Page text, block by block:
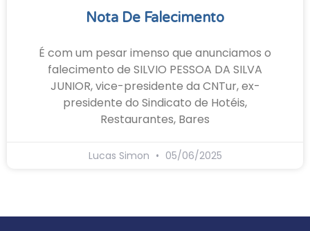
Nota De Falecimento
É com um pesar imenso que anunciamos o
falecimento de SILVIO PESSOA DA SILVA
JUNIOR, vice-presidente da CNTur, ex-
presidente do Sindicato de Hotéis,
Restaurantes, Bares
Lucas Simon 05/06/2025